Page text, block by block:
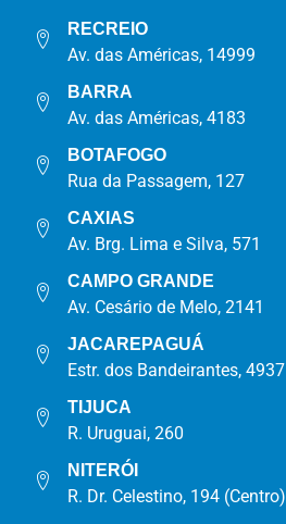
RECREIO
Av. das Américas, 14999
BARRA
Av. das Américas, 4183
BOTAFOGO
Rua da Passagem, 127
CAXIAS
Av. Brg. Lima e Silva, 571
CAMPO GRANDE
Av. Cesário de Melo, 2141
JACAREPAGUÁ
Estr. dos Bandeirantes, 4937
TIJUCA
R. Uruguai, 260
NITERÓI
R. Dr. Celestino, 194 (Centro)